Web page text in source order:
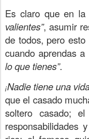
Es claro que en
valientes”, asumir
de todos, pero
cuando aprendas a
lo que tienes”.
¡Nadie tiene una
que el casado
soltero casado;
responsabilidades